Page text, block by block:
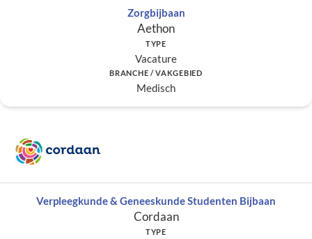
Zorgbijbaan
Aethon
TYPE
Vacature
BRANCHE / VAKGEBIED
Medisch
Verpleegkunde & Geneeskunde Studenten Bijbaan
Cordaan
TYPE